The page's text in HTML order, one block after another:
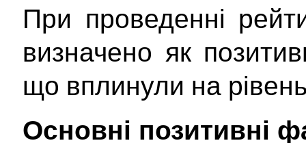
При проведенні
визначено як
що вплинули на
Основні позитивні